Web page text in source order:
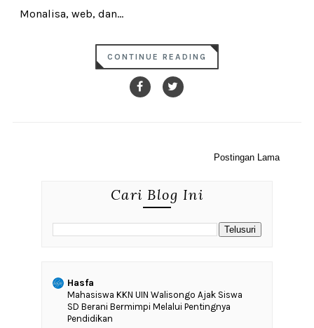
Monalisa, web, dan...
CONTINUE READING
Postingan Lama
Cari Blog Ini
Hasfa
Mahasiswa KKN UIN Walisongo Ajak Siswa
SD Berani Bermimpi Melalui Pentingnya
Pendidikan